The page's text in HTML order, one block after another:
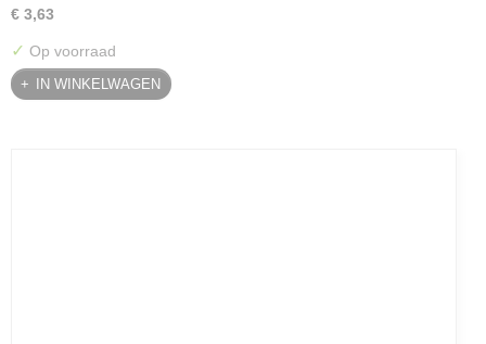
€ 3,63
✓ Op voorraad
IN WINKELWAGEN